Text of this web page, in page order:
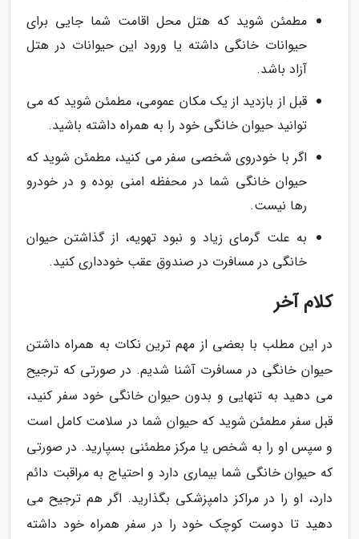
مطمئن شوید که هتل محل اقامت شما جایی برای
حیوانات خانگی داشته یا ورود این حیوانات در هتل
آزاد باشد.
قبل از بازدید از یک مکان عمومی، مطمئن شوید که می
توانید حیوان خانگی خود را به همراه داشته باشید.
اگر با خودروی شخصی سفر می کنید، مطمئن شوید که
حیوان خانگی شما در محفظه امنی بوده و در خودرو
رها نیست.
به علت گرمای زیاد و نبود تهویه، از گذاشتن حیوان
خانگی در مسافرت در صندوق عقب خودداری کنید.
کلام آخر
در این مطلب با بعضی از مهم ترین نکات به همراه داشتن
حیوان خانگی در مسافرت آشنا شدیم. در صورتی که ترجیح
می دهید به تنهایی و بدون حیوان خانگی خود سفر کنید،
قبل سفر مطمئن شوید که حیوان شما در سلامت کامل است
و سپس او را به شخص یا مرکز مطمئنی بسپارید. در صورتی
که حیوان خانگی شما بیماری دارد و احتیاج به مراقبت دائم
دارد، او را در مراکز دامپزشکی بگذارید. اگر هم ترجیح می
دهید تا دوست کوچک خود را در سفر همراه خود داشته